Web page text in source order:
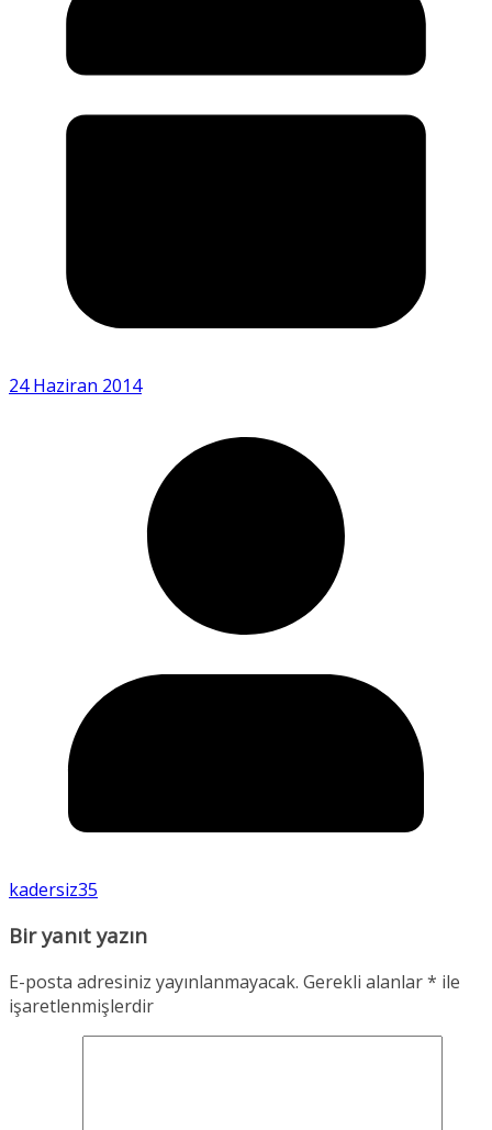
24 Haziran 2014
kadersiz35
Bir yanıt yazın
E-posta adresiniz yayınlanmayacak. Gerekli alanlar* ile
işaretlenmişlerdir